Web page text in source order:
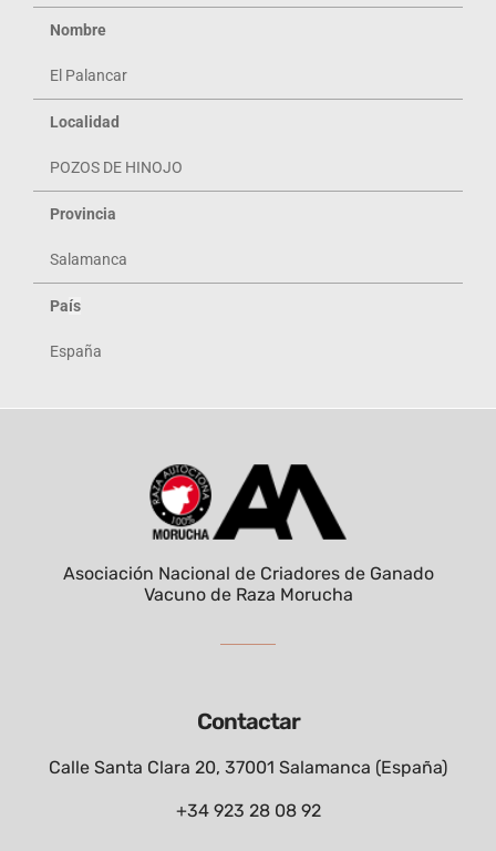
Nombre
El Palancar
Localidad
POZOS DE HINOJO
Provincia
Salamanca
País
España
Contactar
Calle Santa Clara 20, 37001 Salamanca (España)
+34 923 28 08 92
Asociación Nacional de Criadores de Ganado
Vacuno de Raza Morucha